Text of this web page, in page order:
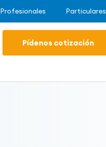
Profesionales Particulares
Pídenos cotización